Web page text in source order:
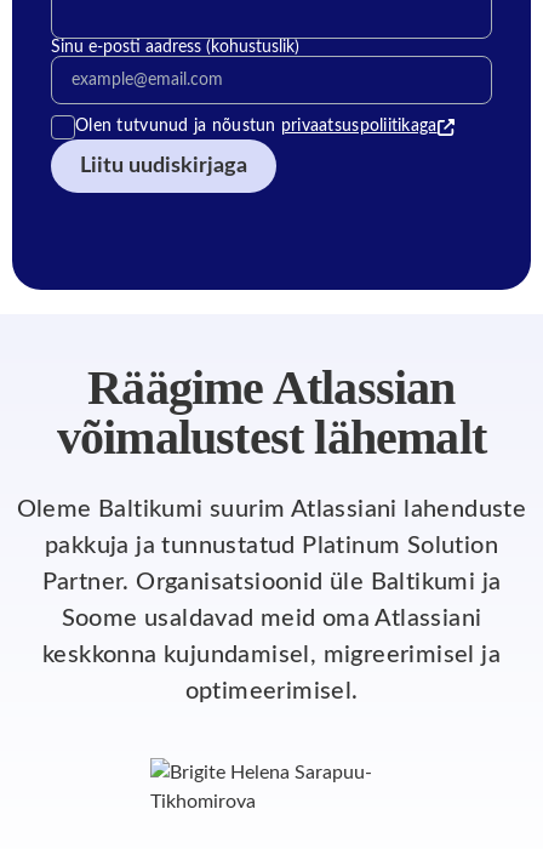
Sinu e-posti aadress (kohustuslik)
Olen tutvunud ning nõustun privaatsustingimustega
Olen tutvunud ja nõustun privaatsuspoliitikaga
Räägime Atlassian
võimalustest lähemalt
Oleme Baltikumi suurim Atlassiani lahenduste
pakkuja ja tunnustatud Platinum Solution
Partner. Organisatsioonid üle Baltikumi ja
Soome usaldavad meid oma Atlassiani
keskkonna kujundamisel, migreerimisel ja
optimeerimisel.